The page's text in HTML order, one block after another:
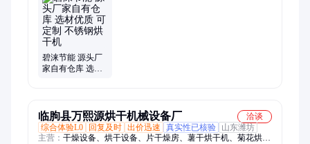
器、防烫温水机、反渗透过滤、地暖空调热水、步进式热水器、
供暖热水配件、大容量热水机、热泵热水机组、工厂酒店纯净
水、全自动电热水机
碧涞节能 源头厂
家自有仓库 选材
临朐县万熙源烘干机械设备厂
洽谈
综合体验L0
回复及时 出价迅速 真实性已核验
山东潍坊
主营： 干燥设备、烘干设备、片干燥房、薯干烘干机、菊花烘干